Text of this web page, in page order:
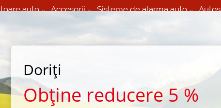
auto Accesorii Sisteme de alarma auto
Mobila 24/7 non
Doriți
Obține reducere 5 %